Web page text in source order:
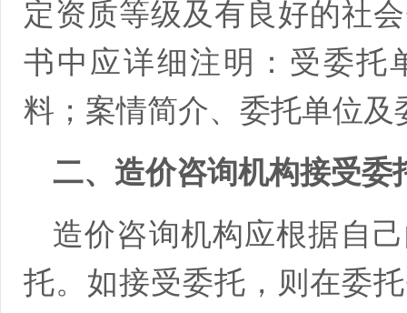
定资质等级及有良好的社
书中应详细注明：受委托
料；案情简介、委托单位及
二、造价咨询机构接受委
造价咨询机构应根据自
托。如接受委托，则在委